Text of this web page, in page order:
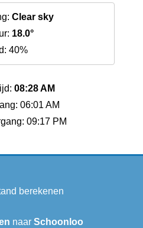
Clear sky
18.0°
40%
08:28 AM
06:01 AM
09:17 PM
berekenen
naar Schoonloo